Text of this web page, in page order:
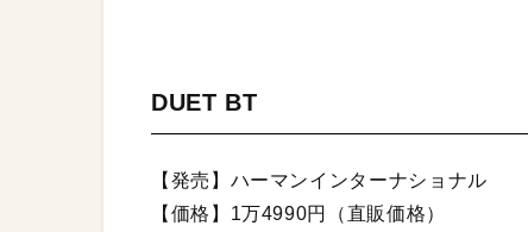
DUET BT
【発売】ハーマンインターナショナル
【価格】1万4990円（直販価格）